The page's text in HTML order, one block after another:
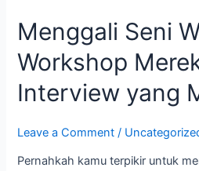
Menggali Seni
Workshop
Interview yang
Leave a Comment /
Pernahkah kamu terpikir untuk
Wawancara:
Workshop
Merekam
yang